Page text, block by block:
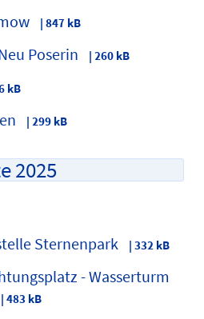
| 847 kB
Poserin | 260 kB
kB
| 299 kB
2025
Sternenpark | 332 kB
- Wasserturm
| 483 kB